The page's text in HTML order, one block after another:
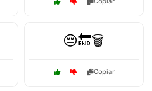
😔🔚🗑️
Copiar